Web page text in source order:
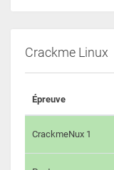
Crackme Linux
Épreuve
CrackmeNux 1